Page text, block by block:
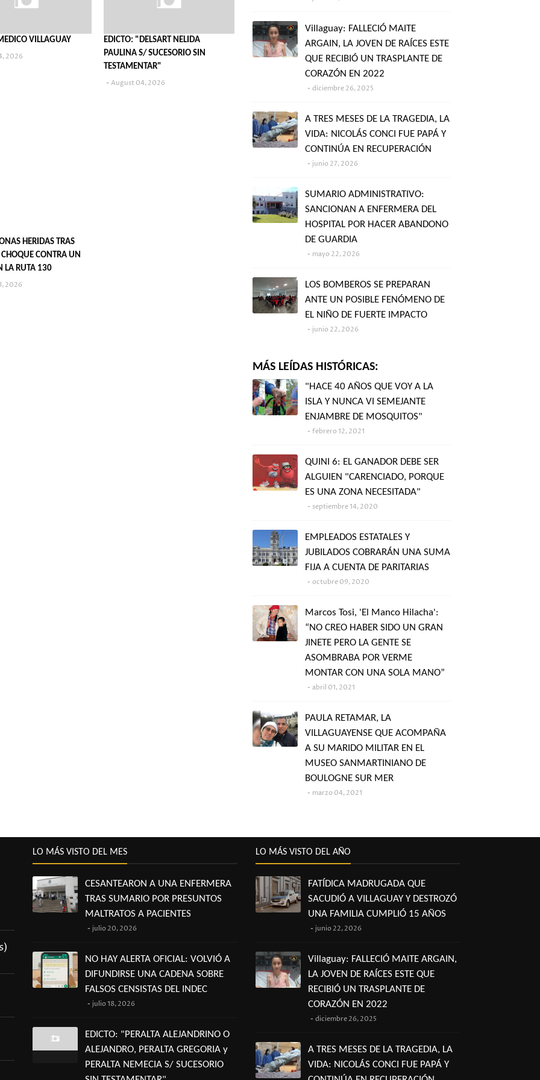
VILLAGUAY
2026
EDICTO: "DELSART NELIDA
PAULINA S/ SUCESORIO SIN
TESTAMENTAR"
August 04, 2026
HERIDAS TRAS
CONTRA UN
LA RUTA 130
2026
Villaguay: FALLECIÓ MAITE
ARGAIN, LA JOVEN DE RAÍCES ESTE
QUE RECIBIÓ UN TRASPLANTE DE
CORAZÓN EN 2022
diciembre 26, 2025
A TRES MESES DE LA TRAGEDIA, LA
VIDA: NICOLÁS CONCI FUE PAPÁ Y
CONTINÚA EN RECUPERACIÓN
junio 27, 2026
SUMARIO ADMINISTRATIVO:
SANCIONAN A ENFERMERA DEL
HOSPITAL POR HACER ABANDONO
DE GUARDIA
mayo 22, 2026
LOS BOMBEROS SE PREPARAN
ANTE UN POSIBLE FENÓMENO DE
EL NIÑO DE FUERTE IMPACTO
junio 22, 2026
MÁS LEÍDAS HISTÓRICAS:
"HACE 40 AÑOS QUE VOY A LA
ISLA Y NUNCA VI SEMEJANTE
ENJAMBRE DE MOSQUITOS"
febrero 12, 2021
QUINI 6: EL GANADOR DEBE SER
ALGUIEN "CARENCIADO, PORQUE
ES UNA ZONA NECESITADA"
septiembre 14, 2020
EMPLEADOS ESTATALES Y
JUBILADOS COBRARÁN UNA SUMA
FIJA A CUENTA DE PARITARIAS
octubre 09, 2020
Marcos Tosi, 'El Manco Hilacha':
“NO CREO HABER SIDO UN GRAN
JINETE PERO LA GENTE SE
ASOMBRABA POR VERME
MONTAR CON UNA SOLA MANO”
abril 01, 2021
PAULA RETAMAR, LA
VILLAGUAYENSE QUE ACOMPAÑA
A SU MARIDO MILITAR EN EL
MUSEO SANMARTINIANO DE
BOULOGNE SUR MER
marzo 04, 2021
LO MÁS VISTO DEL MES
CESANTEARON A UNA ENFERMERA
TRAS SUMARIO POR PRESUNTOS
MALTRATOS A PACIENTES
julio 20, 2026
NO HAY ALERTA OFICIAL: VOLVIÓ A
DIFUNDIRSE UNA CADENA SOBRE
FALSOS CENSISTAS DEL INDEC
julio 18, 2026
EDICTO: "PERALTA ALEJANDRINO O
ALEJANDRO, PERALTA GREGORIA y
PERALTA NEMECIA S/ SUCESORIO
LO MÁS VISTO DEL AÑO
FATÍDICA MADRUGADA QUE
SACUDIÓ A VILLAGUAY Y DESTROZÓ
UNA FAMILIA CUMPLIÓ 15 AÑOS
junio 22, 2026
Villaguay: FALLECIÓ MAITE ARGAIN,
LA JOVEN DE RAÍCES ESTE QUE
RECIBIÓ UN TRASPLANTE DE
CORAZÓN EN 2022
diciembre 26, 2025
A TRES MESES DE LA TRAGEDIA, LA
VIDA: NICOLÁS CONCI FUE PAPÁ Y